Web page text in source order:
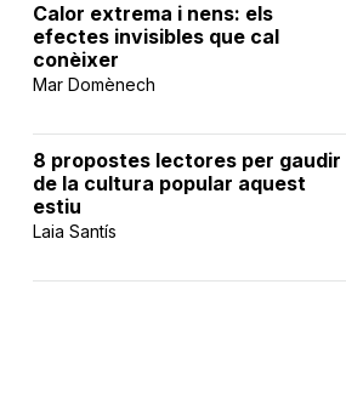
Calor extrema i nens: els
efectes invisibles que cal
conèixer
Mar Domènech
8 propostes lectores per gaudir
de la cultura popular aquest
estiu
Laia Santís